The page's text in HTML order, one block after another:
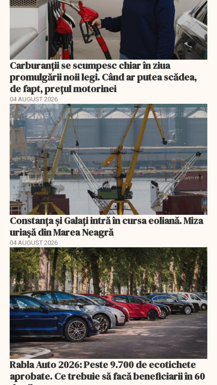
Carburanții se scumpesc chiar în ziua
promulgării noii legi. Când ar putea scădea,
de fapt, prețul motorinei
04 AUGUST 2026
Constanța și Galați intră în cursa eoliană. Miza
uriașă din Marea Neagră
04 AUGUST 2026
Rabla Auto 2026: Peste 9.700 de ecotichete
aprobate. Ce trebuie să facă beneficiarii în 60